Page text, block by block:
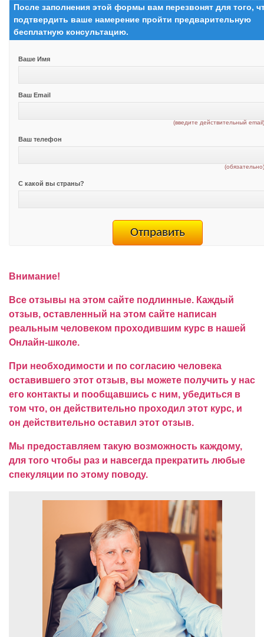
После заполнения этой формы вам перезвонят для того,
подтвердить ваше намерение пройти предварительную
бесплатную консультацию.
Ваше Имя
Ваш Email
(введите действительный
Ваш телефон
С какой вы страны?
Внимание!
Все отзывы на этом сайте подлинные. Каждый
отзыв, оставленный на этом сайте написан
реальным человеком проходившим курс в нашей
Онлайн-школе.
При необходимости и по согласию человека
оставившего этот отзыв, вы можете получить у нас
его контакты и пообщавшись с ним, убедиться в
том что, он действительно проходил этот курс, и
он действительно оставил этот отзыв.
Мы предоставляем такую возможность каждому,
для того чтобы раз и навсегда прекратить любые
спекуляции по этому поводу.